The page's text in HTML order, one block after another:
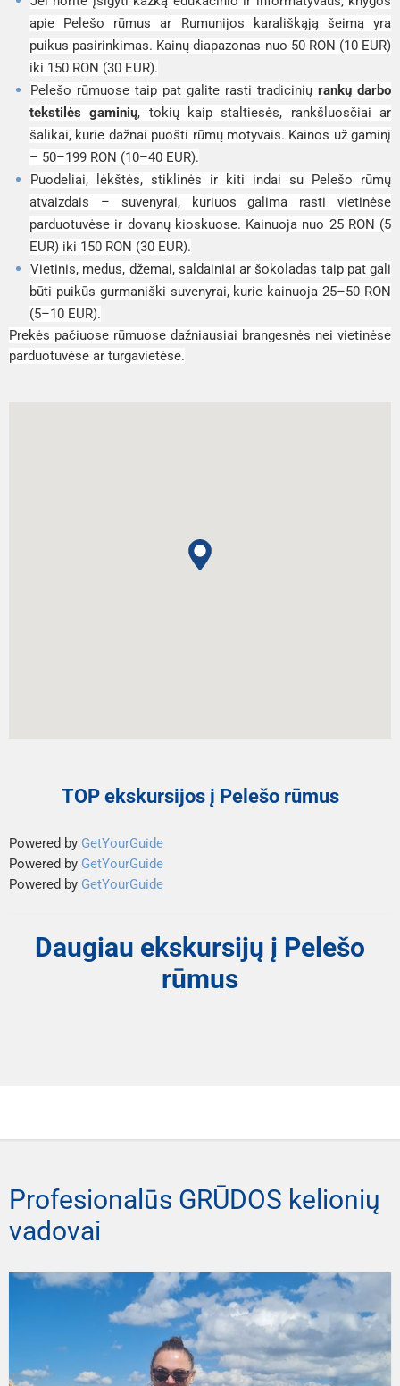
apie Pelešo rūmus ar Rumunijos karališkąją šeimą yra
puikus pasirinkimas. Kainų diapazonas nuo 50 RON (10 EUR)
iki 150 RON (30 EUR).
Pelešo rūmuose taip pat galite rasti tradicinių rankų darbo
tekstilės gaminių, tokių kaip staltiesės, rankšluosčiai ar
šalikai, kurie dažnai puošti rūmų motyvais. Kainos už gaminį
– 50–199 RON (10–40 EUR).
Puodeliai, lėkštės, stiklinės ir kiti indai su Pelešo rūmų
atvaizdais – suvenyrai, kuriuos galima rasti vietinėse
parduotuvėse ir dovanų kioskuose. Kainuoja nuo 25 RON (5
EUR) iki 150 RON (30 EUR).
Vietinis, medus, džemai, saldainiai ar šokoladas taip pat gali
būti puikūs gurmaniški suvenyrai, kurie kainuoja 25–50 RON
(5–10 EUR).
Prekės pačiuose rūmuose dažniausiai brangesnės nei vietinėse
parduotuvėse ar turgavietėse.
TOP ekskursijos į Pelešo rūmus
Powered by GetYourGuide
Powered by GetYourGuide
Powered by GetYourGuide
Daugiau ekskursijų į Pelešo
rūmus
Profesionalūs GRŪDOS kelionių
vadovai